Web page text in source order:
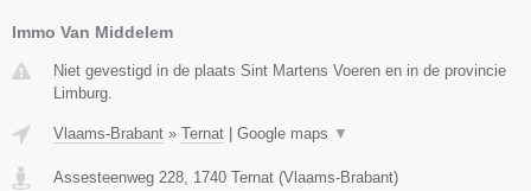
Immo Van Middelem
Niet gevestigd in de plaats Sint Martens Voeren en in de provincie
Limburg.
Vlaams-Brabant » Ternat Google maps ▼
Assesteenweg 228 1740 Ternat (Vlaams-Brabant)